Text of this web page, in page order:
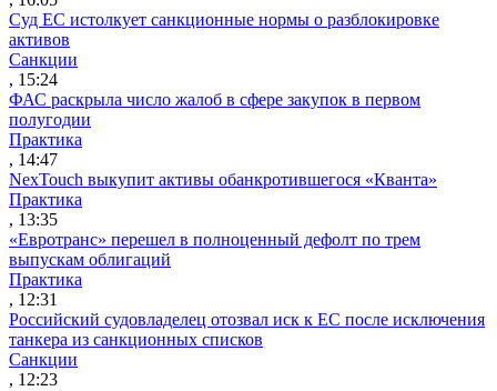
Суд ЕС истолкует санкционные нормы о разблокировке
активов
Санкции
, 15:24
ФАС раскрыла число жалоб в сфере закупок в первом
полугодии
Практика
, 14:47
NexTouch выкупит активы обанкротившегося «Кванта»
Практика
, 13:35
«Евротранс» перешел в полноценный дефолт по трем
выпускам облигаций
Практика
, 12:31
Российский судовладелец отозвал иск к ЕС после исключения
танкера из санкционных списков
Санкции
, 12:23